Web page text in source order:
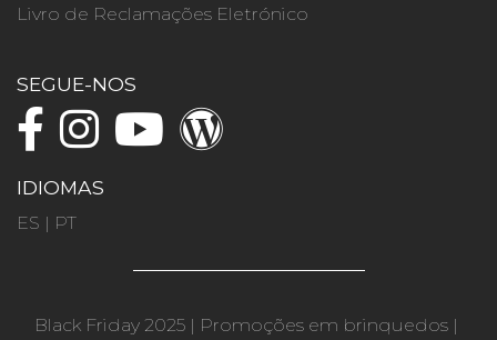
Livro de Reclamações Eletrónico
SEGUE-NOS
IDIOMAS
ES | PT
Black Friday 2025 | Promoções em brinquedos |